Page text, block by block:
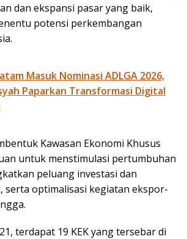
dan ekspansi pasar yang baik,
potensi perkembangan
Masuk Nominasi ADLGA 2026,
Paparkan Transformasi Digital
Kawasan Ekonomi Khusus
untuk menstimulasi pertumbuhan
peluang investasi dan
serta optimalisasi kegiatan ekspor-
terdapat 19 KEK yang tersebar di